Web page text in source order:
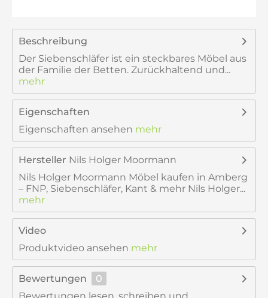
Beschreibung
Der Siebenschläfer ist ein steckbares Möbel aus
der Familie der Betten. Zurückhaltend und...
mehr
Eigenschaften
Eigenschaften ansehen mehr
Hersteller Nils Holger Moormann
Nils Holger Moormann Möbel kaufen in Amberg
– FNP, Siebenschläfer, Kant & mehr Nils Holger...
mehr
Video
Produktvideo ansehen mehr
Bewertungen
0